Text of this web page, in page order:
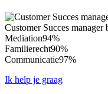
Customer Succes
Mediation94%
Familierecht90%
Communicatie97%
Ik help je graag